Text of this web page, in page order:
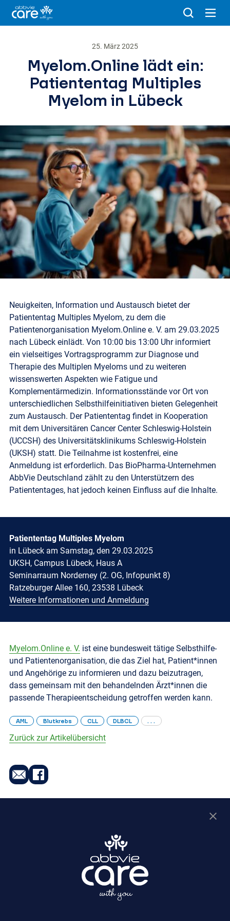
25. März 2025
Myelom.Online lädt ein:
Patiententag Multiples
Myelom in Lübeck
Neuigkeiten, Information und Austausch bietet der
Patiententag Multiples Myelom, zu dem die
Patientenorganisation Myelom.Online e. V. am 29.03.2025
nach Lübeck einlädt. Von 10:00 bis 13:00 Uhr informiert
ein vielseitiges Vortragsprogramm zur Diagnose und
Therapie des Multiplen Myeloms und zu weiteren
wissenswerten Aspekten wie Fatigue und
Komplementärmedizin. Informationsstände vor Ort von
unterschiedlichen Selbsthilfeinitiativen bieten Gelegenheit
zum Austausch. Der Patiententag findet in Kooperation
mit dem Universitären Cancer Center Schleswig-Holstein
(UCCSH) des Universitätsklinikums Schleswig-Holstein
(UKSH) statt. Die Teilnahme ist kostenfrei, eine
Anmeldung ist erforderlich. Das BioPharma-Unternehmen
AbbVie Deutschland zählt zu den Unterstützern des
Patiententages, hat jedoch keinen Einfluss auf die Inhalte.
Patiententag Multiples Myelom
in Lübeck am Samstag, den 29.03.2025
UKSH, Campus Lübeck, Haus A
Seminarraum Norderney (2. OG, Infopunkt 8)
Ratzeburger Allee 160, 23538 Lübeck
Weitere Informationen und Anmeldung
Myelom.Online e. V. ist eine bundesweit tätige Selbsthilfe-
und Patientenorganisation, die das Ziel hat, Patient*innen
und Angehörige zu informieren und dazu beizutragen,
dass gemeinsam mit den behandelnden Ärzt*innen die
passende Therapieentscheidung getroffen werden kann.
AML Blutkrebs CLL DLBCL . . .
Zurück zur Artikelübersicht
Online Angebote